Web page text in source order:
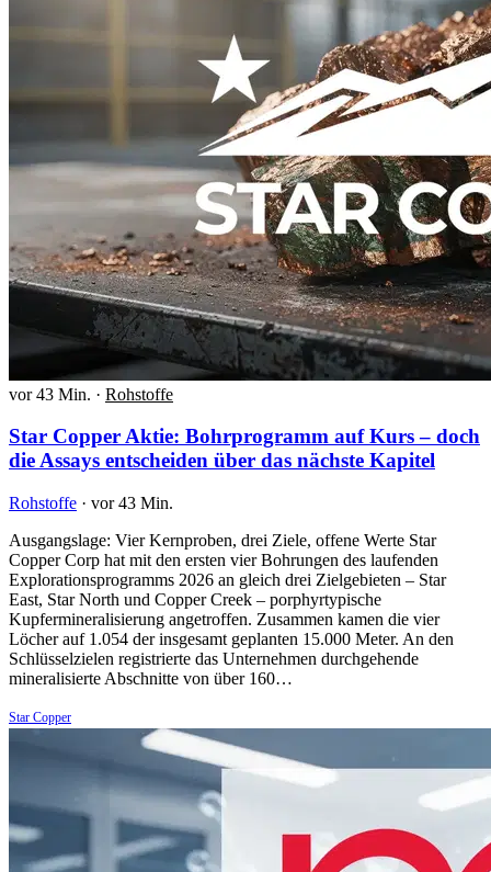
vor 43 Min. · Rohstoffe
Star Copper Aktie: Bohrprogramm auf Kurs – doch
die Assays entscheiden über das nächste Kapitel
Rohstoffe · vor 43 Min.
Ausgangslage: Vier Kernproben, drei Ziele, offene Werte Star
Copper Corp hat mit den ersten vier Bohrungen des laufenden
Explorationsprogramms 2026 an gleich drei Zielgebieten – Star
East, Star North und Copper Creek – porphyrtypische
Kupfermineralisierung angetroffen. Zusammen kamen die vier
Löcher auf 1.054 der insgesamt geplanten 15.000 Meter. An den
Schlüsselzielen registrierte das Unternehmen durchgehende
mineralisierte Abschnitte von über 160…
Star Copper